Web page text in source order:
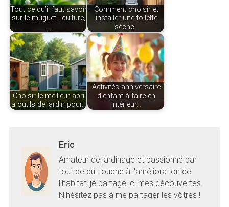
Tout ce qu’il faut savoir
sur le muguet : culture,
…
Comment choisir et
installer une toilette
sèche…
Choisir le meilleur abri
à outils de jardin pour…
Activités anniversaire
d’enfant à faire en
intérieur…
Eric
Amateur de jardinage et passionné par
tout ce qui touche à l'amélioration de
l'habitat, je partage ici mes découvertes.
N'hésitez pas à me partager les vôtres !